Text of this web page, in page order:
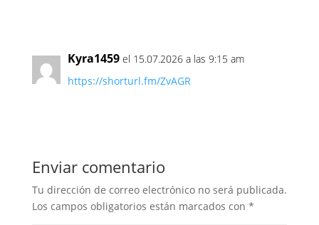
Kyra1459 el 15.07.2026 a las 9:15 am
https://shorturl.fm/ZvAGR
Enviar comentario
Tu dirección de correo electrónico no será publicada.
Los campos obligatorios están marcados con *